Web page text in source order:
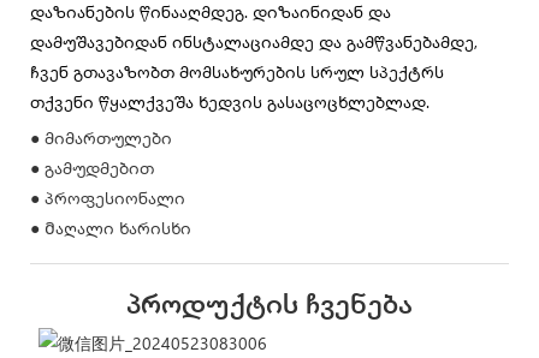
დაზიანების წინააღმდეგ. დიზაინიდან და
დამუშავებიდან ინსტალაციამდე და გამწვანებამდე,
ჩვენ გთავაზობთ მომსახურების სრულ სპექტრს
თქვენი წყალქვეშა ხედვის გასაცოცხლებლად.
● მიმართულები
● გამუდმებით
● პროფესიონალი
● Მაღალი ხარისხი
Პროდუქტის Ჩვენება